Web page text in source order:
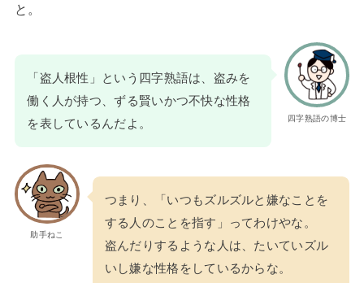
と。
四字熟語の博士
「盗人根性」という四字熟語は、盗みを
働く人が持つ、ずる賢いかつ不快な性格
を表しているんだよ。
助手ねこ
つまり、「いつもズルズルと嫌なことを
する人のことを指す」ってわけやな。
盗んだりするような人は、たいていズル
いし嫌な性格をしているからな。